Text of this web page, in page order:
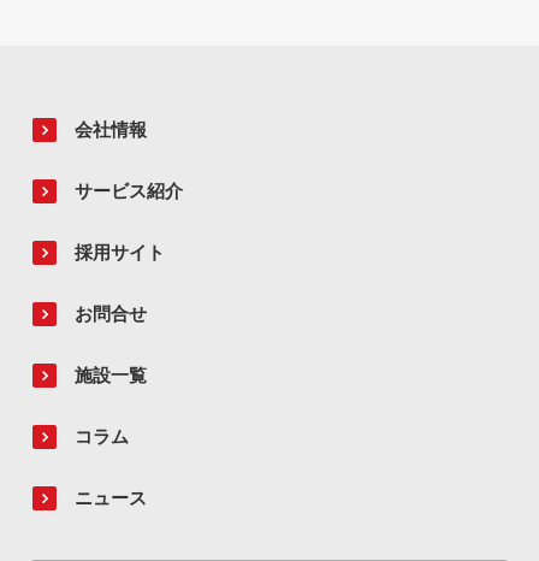
会社情報
サービス紹介
採用サイト
お問合せ
施設一覧
コラム
ニュース